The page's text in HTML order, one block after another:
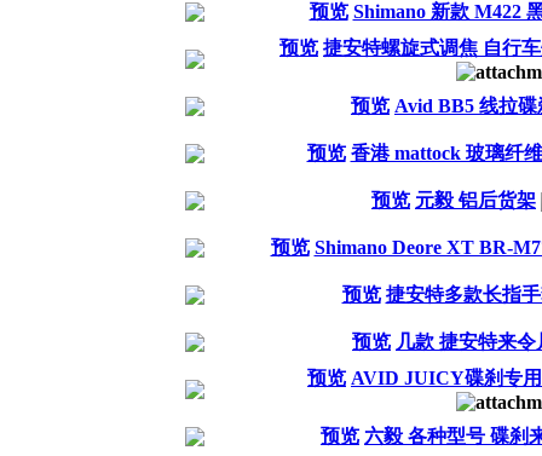
预览 Shimano 新款 M422
预览 捷安特螺旋式调焦 自行
预览 Avid BB5 线拉碟
预览 香港 mattock 玻璃纤
预览 元毅 铝后货架
预览 Shimano Deore XT BR-
预览 捷安特多款长指手
预览 几款 捷安特来令
预览 AVID JUICY碟刹专
预览 六毅 各种型号 碟刹